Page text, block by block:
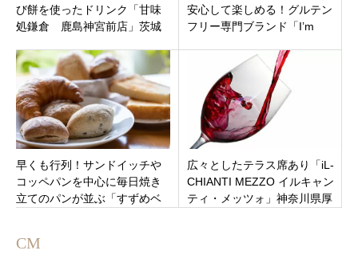
び餅を使ったドリンク「甘味
処鎌倉 鹿島神宮前店」茨城
居のすぐそば
安心して楽しめる！グルテン
フリー専門ブランド「I’m
早くも行列！サンドイッチや
コッペパンを中心に毎日焼き
立てのパンが並ぶ「すずめベ
広々としたテラス席あり「iL-
CHIANTI MEZZO イルキャン
ティ・メッツォ」神奈川県厚
CM